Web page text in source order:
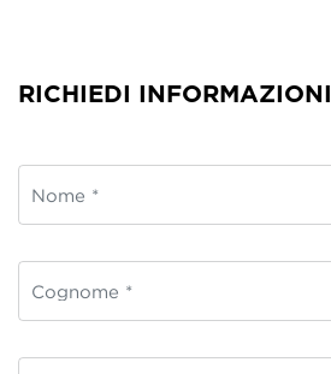
RICHIEDI INFORMAZIONI